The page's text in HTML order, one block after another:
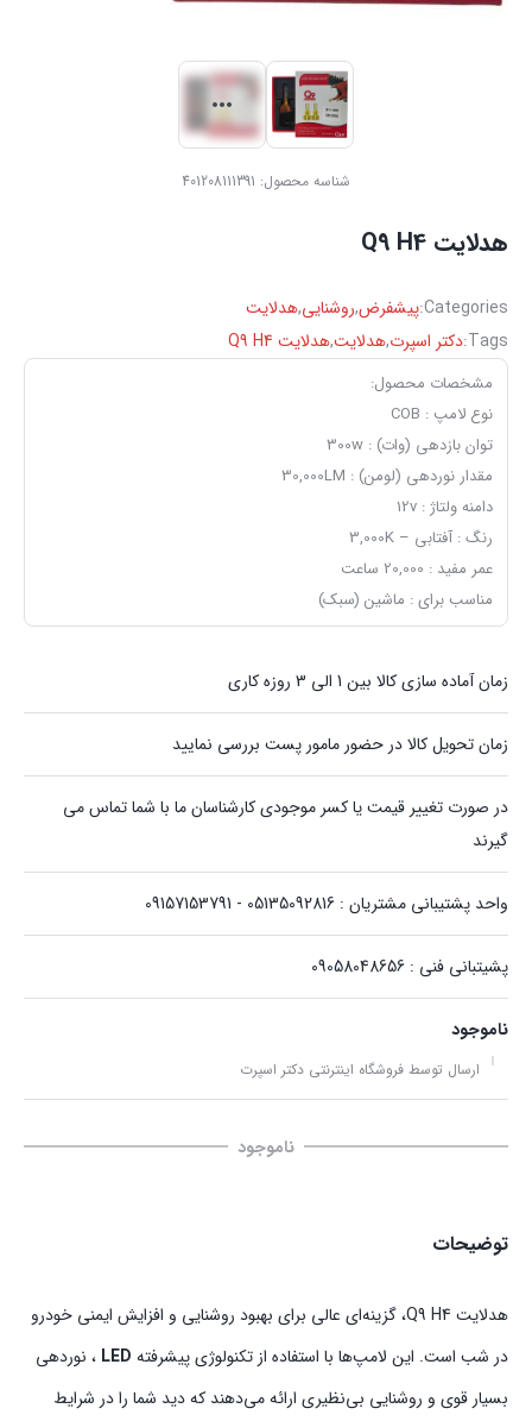
شناسه محصول: 401208111391
هدلایت Q9 H4
Categories:پیشفرض,روشنایی,هدلایت
Tags: دکتر اسپرت,هدلایت,هدلایت Q9 H4
مشخصات محصول:
نوع لامپ : COB
توان بازدهی (وات) : 300w
مقدار نوردهی (لومن) : 30,000LM
دامنه ولتاژ : 12v
رنگ : آفتابی – 3,000K
عمر مفید : 20,000 ساعت
مناسب برای : ماشین (سبک)
زمان آماده سازی کالا بین 1 الی 3 روزه کاری
زمان تحویل کالا در حضور مامور پست بررسی نمایید
در صورت تغییر قیمت یا کسر موجودی کارشناسان ما با شما تماس می
گیرند
واحد پشتیبانی مشتریان : 05135092816 - 09157153791
پشیتبانی فنی : 09058048656
ناموجود
ارسال توسط فروشگاه اینترنتی دکتر اسپرت
ناموجود
توضیحات
هدلایت Q9 H4، گزینه‌ای عالی برای بهبود روشنایی و افزایش ایمنی خودرو
در شب است. این لامپ‌ها با استفاده از تکنولوژی پیشرفته LED ، نوردهی
بسیار قوی و روشنایی بی‌نظیری ارائه می‌دهند که دید شما را در شرایط